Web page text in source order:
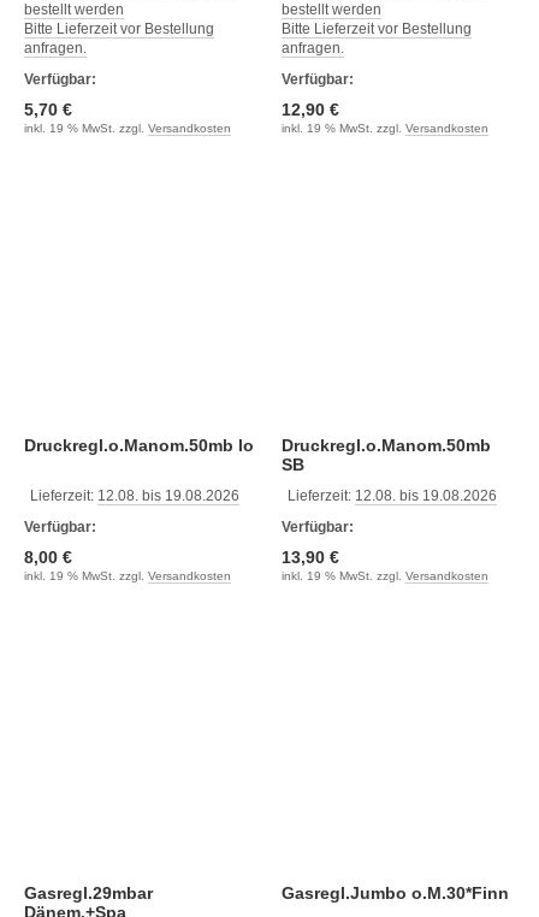
bestellt werden
Bitte Lieferzeit vor Bestellung
anfragen.
Verfügbar:
5,70 €
inkl. 19 % MwSt. zzgl. Versandkosten
bestellt werden
Bitte Lieferzeit vor Bestellung
anfragen.
Verfügbar:
12,90 €
inkl. 19 % MwSt. zzgl. Versandkosten
Druckregl.o.Manom.50mb lo
Lieferzeit: 12.08. bis 19.08.2026
Verfügbar:
8,00 €
inkl. 19 % MwSt. zzgl. Versandkosten
Druckregl.o.Manom.50mb
SB
Lieferzeit: 12.08. bis 19.08.2026
Verfügbar:
13,90 €
inkl. 19 % MwSt. zzgl. Versandkosten
Gasregl.29mbar
Dänem.+Spa
Gasregl.Jumbo o.M.30*Finn